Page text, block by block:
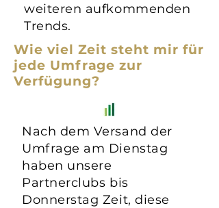
weiteren aufkommenden
Trends.
Wie viel Zeit steht mir für
jede Umfrage zur
Verfügung?
Nach dem Versand der
Umfrage am Dienstag
haben unsere
Partnerclubs bis
Donnerstag Zeit, diese